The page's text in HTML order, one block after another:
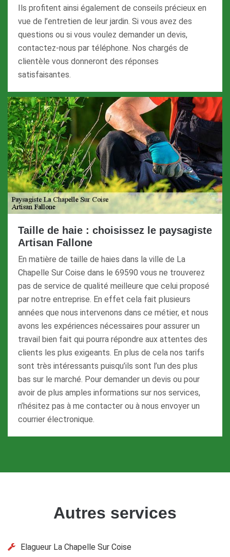
Ils profitent ainsi également de conseils précieux en
vue de l’entretien de leur jardin. Si vous avez des
questions ou si vous voulez demander un devis,
contactez-nous par téléphone. Nos chargés de
clientèle vous donneront des réponses
satisfaisantes.
Taille de haie : choisissez le paysagiste
Artisan Fallone
En matière de taille de haies dans la ville de La
Chapelle Sur Coise dans le 69590 vous ne trouverez
pas de service de qualité meilleure que celui proposé
par notre entreprise. En effet cela fait plusieurs
années que nous intervenons dans ce métier, et nous
avons les expériences nécessaires pour assurer un
travail bien fait qui pourra répondre aux attentes des
clients les plus exigeants. En plus de cela nos tarifs
sont très intéressants puisqu’ils sont l’un des plus
bas sur le marché. Pour demander un devis ou pour
avoir de plus amples informations sur nos services,
n’hésitez pas à me contacter ou à nous envoyer un
courrier électronique.
Autres services
Elagueur La Chapelle Sur Coise